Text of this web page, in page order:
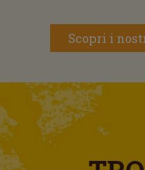
Scopri i